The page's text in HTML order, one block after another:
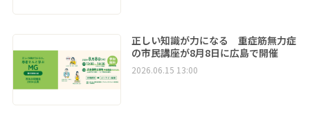
正しい知識が力になる 重症筋無力症
の市民講座が8月8日に広島で開催
2026.06.15 13:00